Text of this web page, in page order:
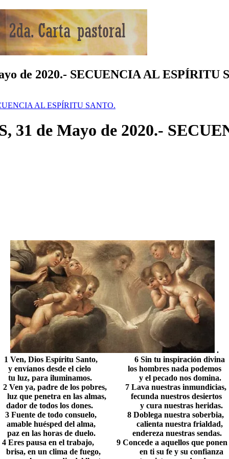
de 2020.- SECUENCIA AL ESPÍRITU
AL ESPÍRITU SANTO.
31 de Mayo de 2020.-
.
1 Ven, Dios Espíritu Santo, 6 Sin tu inspiración divina
y envíanos desde el cielo los hombres nada podemos
tu luz, para iluminamos. y el pecado nos domina.
2 Ven ya, padre de los pobres, 7 Lava nuestras inmundicias,
luz que penetra en las almas, fecunda nuestros desiertos
dador de todos los dones. y cura nuestras heridas.
3 Fuente de todo consuelo, 8 Doblega nuestra soberbia,
amable huésped del alma, calienta nuestra frialdad,
paz en las horas de duelo. endereza nuestras sendas.
4 Eres pausa en el trabajo, 9 Concede a aquellos que ponen
brisa, en un clima de fuego, en ti su fe y su confianza